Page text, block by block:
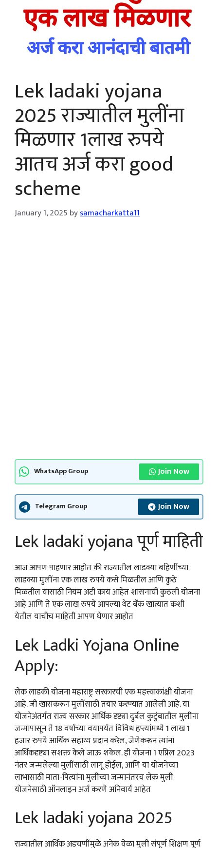
Lek ladaki yojana
2025 राज्यातील मुलींना
मिळणार 1लाख रुपये
आतच अर्ज करा good
scheme
January 1, 2025 bysamacharkatta11
WhatsApp Group Join Now
Telegram Group Join Now
Lek ladaki yojana पूर्ण माहिती
आज आपण पाहणार आहोत की राज्यातील लाडक्या बहिणींच्या
लाडक्या मुलींना एक लाख रुपये कसे मिळतील आणि कुठे
मिळतील यासाठी नियम अटी काय आहेत शासनाची कुठली योजना
आहे आणि ते एक लाख रुपये आपल्या थेट बँक खात्यात कशी
येतील याचीच माहिती आपण घेणार आहोत
Lek Ladki Yojana Online
Apply:
लेक लाडकी योजना महाराष्ट्र सरकारची एक महत्त्वाकांक्षी योजना
आहे. जी खासकरून मुलींसाठी तयार करण्यात आलेली आहे. या
योजनेअंतर्गत राज्य सरकार आर्थिक दृष्ट्या दुर्बल कुटुंबातील मुलींना
जन्मापासून ते 18 वर्षांच्या वयापर्यंत विविध हप्त्यांमध्ये 1 लाख 1
हजार रुपये आर्थिक सहाय्य प्रदान करेल, जेणेकरून त्यांना
आर्थिकदृष्ट्या सशक्त केले जाऊ शकेल. ही योजना 1 एप्रिल 2023
नंतर जन्मलेल्या मुलींसाठी लागू होईल, आणि या योजनेच्या
लाभासाठी माता-पित्यांना मुलीच्या जन्मानंतरच लेक मुली
योजनेसाठी ऑनलाइन अर्ज करणे अनिवार्य आहेत
Lek ladaki yojana 2025
राज्यातील आर्थिक अडचणींमुळे अनेक वेळा मुली संपूर्ण शिक्षण पूर्ण